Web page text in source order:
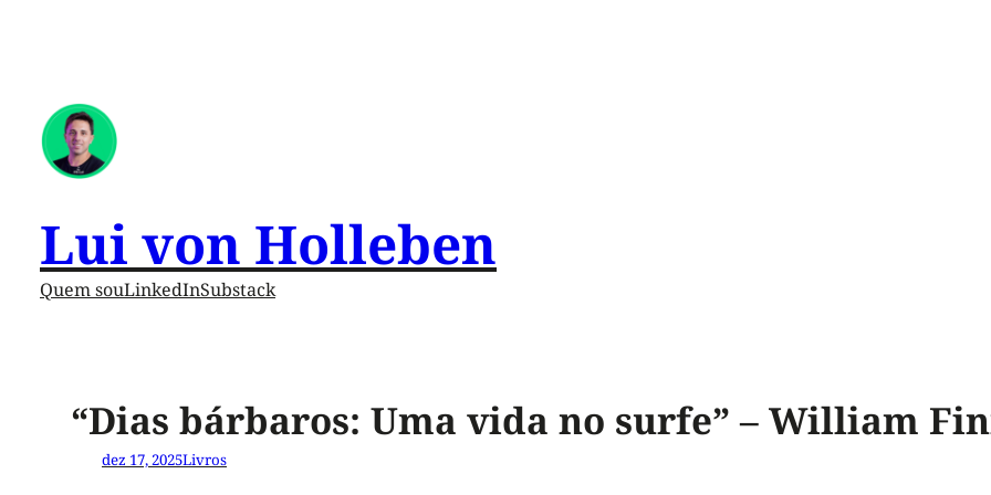
Lui von Holleben
Quem souLinkedInSubstack
“Dias bárbaros: Uma vida no surfe” – William
dez 17, 2025Livros